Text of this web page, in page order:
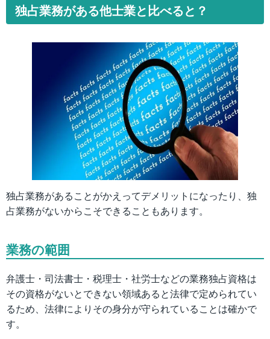
独占業務がある他士業と比べると？
独占業務があることがかえってデメリットになったり、独
占業務がないからこそできることもあります。
業務の範囲
弁護士・司法書士・税理士・社労士などの業務独占資格は
その資格がないとできない領域あると法律で定められてい
るため、法律によりその身分が守られていることは確かで
す。